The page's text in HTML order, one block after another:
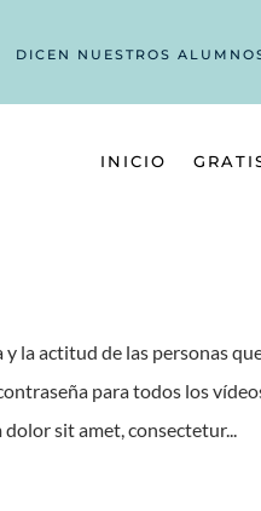
DICEN NUESTROS
INICIO
la actitud de las personas
para todos los
sit amet, consectetur...